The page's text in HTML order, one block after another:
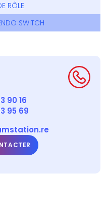
RÔLE
SWITCH
90 16
95 69